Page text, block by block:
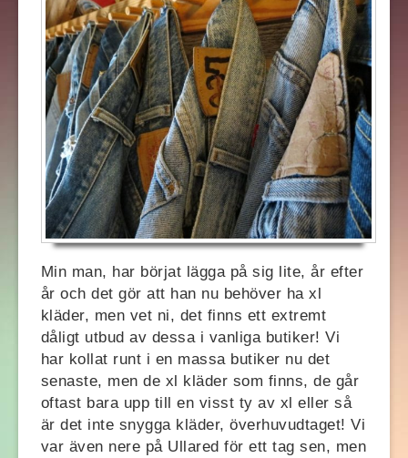
Min man, har börjat lägga på sig lite, år efter
år och det gör att han nu behöver ha xl
kläder, men vet ni, det finns ett extremt
dåligt utbud av dessa i vanliga butiker! Vi
har kollat runt i en massa butiker nu det
senaste, men de xl kläder som finns, de går
oftast bara upp till en visst ty av xl eller så
är det inte snygga kläder, överhuvudtaget! Vi
var även nere på Ullared för ett tag sen, men